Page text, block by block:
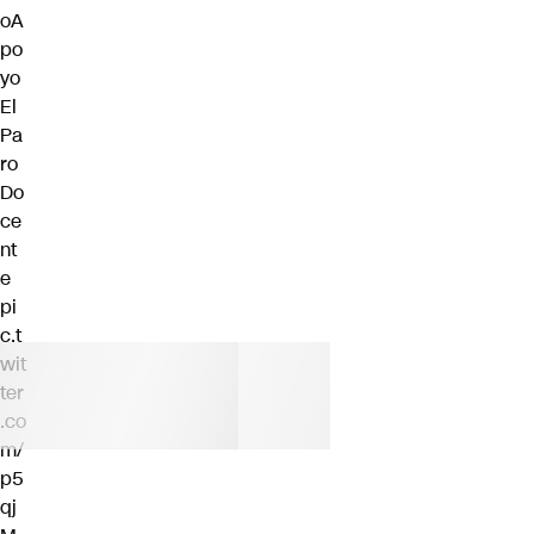
oA
po
yo
El
Pa
ro
Do
ce
nt
e
pi
c.t
wit
ter
.co
m/
p5
qj